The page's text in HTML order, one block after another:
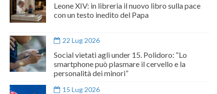
Leone XIV: in libreria il nuovo libro sulla pace
con un testo inedito del Papa
22 Lug 2026
Social vietati agli under 15. Polidoro: “Lo
smartphone può plasmare il cervello e la
personalità dei minori”
15 Lug 2026